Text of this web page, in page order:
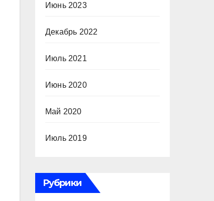
Июнь 2023
Декабрь 2022
Июль 2021
Июнь 2020
Май 2020
Июль 2019
Рубрики